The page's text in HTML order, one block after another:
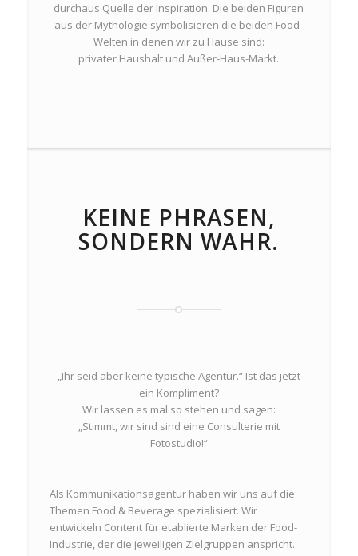
durchaus Quelle der Inspiration. Die beiden Figuren
aus der Mythologie symbolisieren die beiden Food-
Welten in denen wir zu Hause sind:
privater Haushalt und Außer-Haus-Markt.
KEINE PHRASEN,
SONDERN WAHR.
„Ihr seid aber keine typische Agentur.“ Ist das jetzt
ein Kompliment?
Wir lassen es mal so stehen und sagen:
„Stimmt, wir sind sind eine Consulterie mit
Fotostudio!“
Als Kommunikationsagentur haben wir uns auf die
Themen Food & Beverage spezialisiert. Wir
entwickeln Content für etablierte Marken der Food-
Industrie, der die jeweiligen Zielgruppen anspricht.